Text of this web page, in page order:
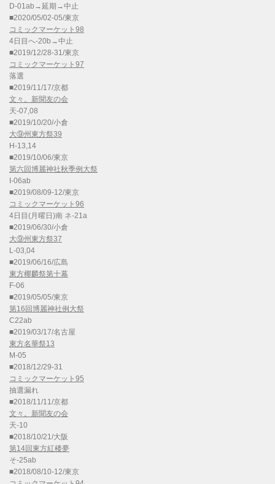
D-01ab→延期→中止
■2020/05/02-05/東京
コミックマーケット98
4日目へ-20b→中止
■2019/12/28-31/東京
コミックマーケット97
落選
■2019/11/17/京都
文々。新聞友の会
天-07,08
■2019/10/20/小倉
大⑨州東方祭39
H-13,14
■2019/10/06/東京
第六回博麗神社秋季例大祭
I-06ab
■2019/08/09-12/東京
コミックマーケット96
4日目(月曜日)南 ネ-21a
■2019/06/30/小倉
大⑨州東方祭37
L-03,04
■2019/06/16/広島
東方椰麟祭第十幕
F-06
■2019/05/05/東京
第16回博麗神社例大祭
C22ab
■2019/03/17/名古屋
東方名華祭13
M-05
■2018/12/29-31
コミックマーケット95
抽選漏れ
■2018/11/11/京都
文々。新聞友の会
天-10
■2018/10/21/大阪
第14回東方紅楼夢
そ-25ab
■2018/08/10-12/東京